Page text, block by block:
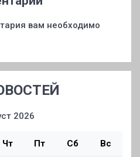
вам необходимо
2026
Чт Пт Сб Вс